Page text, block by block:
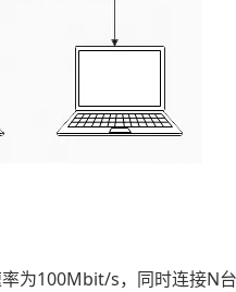
为100Mbit/s，同时连接N